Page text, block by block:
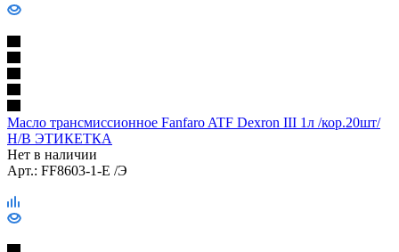
Масло трансмиссионное Fanfaro ATF Dexron III 1л /кор.20шт/
Н/В ЭТИКЕТКА
Нет в наличии
Арт.: FF8603-1-E /Э